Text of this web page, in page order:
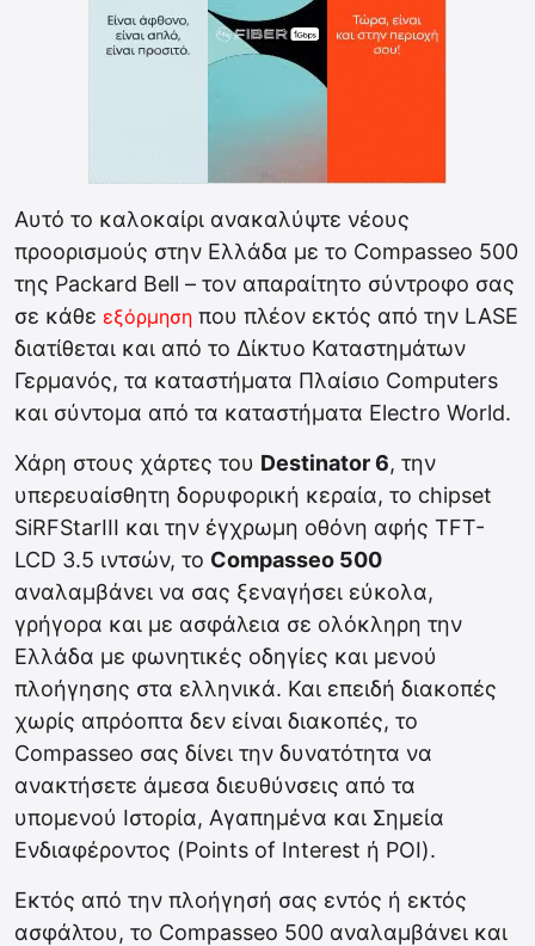
Αυτό το καλοκαίρι ανακαλύψτε νέους
προορισμούς στην Ελλάδα με το Compasseo 500
της Packard Bell – τον απαραίτητο σύντροφο σας
σε κάθε εξόρμηση που πλέον εκτός από την LASE
διατίθεται και από το Δίκτυο Καταστημάτων
Γερμανός, τα καταστήματα Πλαίσιο Computers
και σύντομα από τα καταστήματα Electro World.
Χάρη στους χάρτες του Destinator 6, την
υπερευαίσθητη δορυφορική κεραία, το chipset
SiRFStarIII και την έγχρωμη οθόνη αφής TFT-
LCD 3.5 ιντσών, το Compasseo 500
αναλαμβάνει να σας ξεναγήσει εύκολα,
γρήγορα και με ασφάλεια σε ολόκληρη την
Ελλάδα με φωνητικές οδηγίες και μενού
πλοήγησης στα ελληνικά. Και επειδή διακοπές
χωρίς απρόοπτα δεν είναι διακοπές, το
Compasseo σας δίνει την δυνατότητα να
ανακτήσετε άμεσα διευθύνσεις από τα
υπομενού Ιστορία, Αγαπημένα και Σημεία
Ενδιαφέροντος (Points of Interest ή POI).
Εκτός από την πλοήγησή σας εντός ή εκτός
ασφάλτου, το Compasseo 500 αναλαμβάνει και